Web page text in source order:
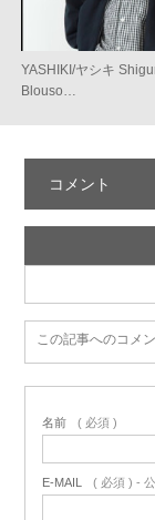
YASHIKI/ヤシキ
Blouso…
コメント
この記事へのコメ
名前 ( 必須 )
E-MAIL ( 必須 ) -